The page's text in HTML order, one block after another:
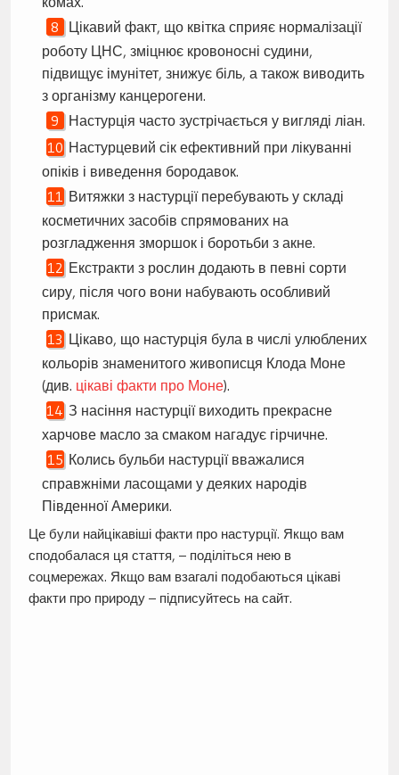
Цікавий факт, що квітка сприяє нормалізації
роботу ЦНС, зміцнює кровоносні судини,
підвищує імунітет, знижує біль, а також виводить
з організму канцерогени.
Настурція часто зустрічається у вигляді ліан.
Настурцевий сік ефективний при лікуванні
опіків і виведення бородавок.
Витяжки з настурції перебувають у складі
косметичних засобів спрямованих на
розгладження зморшок і боротьби з акне.
Екстракти з рослин додають в певні сорти
сиру, після чого вони набувають особливий
присмак.
Цікаво, що настурція була в числі улюблених
кольорів знаменитого живописця Клода Моне
(див. цікаві факти про Моне).
З насіння настурції виходить прекрасне
харчове масло за смаком нагадує гірчичне.
Колись бульби настурції вважалися
справжніми ласощами у деяких народів
Південної Америки.
Це були найцікавіші факти про настурції. Якщо вам
сподобалася ця стаття, – поділіться нею в
соцмережах. Якщо вам взагалі подобаються цікаві
факти про природу – підписуйтесь на сайт.